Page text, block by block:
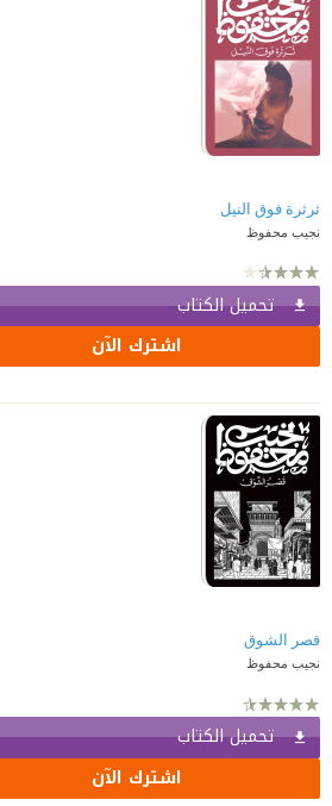
ثرثرة فوق النيل
نجيب محفوظ
تحميل الكتاب
اشترك الآن
قصر الشوق
نجيب محفوظ
تحميل الكتاب
اشترك الآن